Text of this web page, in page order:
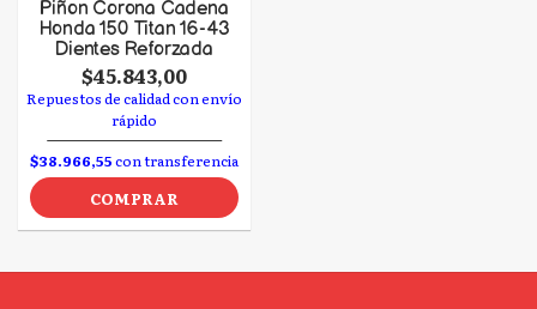
Piñon Corona Cadena
Honda 150 Titan 16-43
Dientes Reforzada
$45.843,00
Repuestos de calidad con envío
rápido
$38.966,55con transferencia
COMPRAR